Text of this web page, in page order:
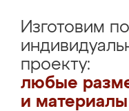
Изготовим по
проекту:
любые
и материалы